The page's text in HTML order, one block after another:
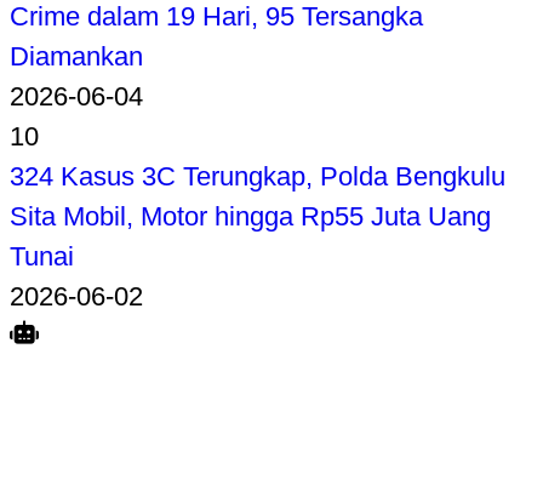
Crime dalam 19 Hari, 95 Tersangka
Diamankan
2026-06-04
10
324 Kasus 3C Terungkap, Polda Bengkulu
Sita Mobil, Motor hingga Rp55 Juta Uang
Tunai
2026-06-02